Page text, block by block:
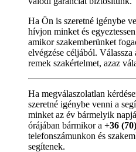
Ha Ön is szeretné igénybe
hívjon minket és
amikor szakemberünket
elvégzése céljából. Válassza
remek szakértelmet, azaz
Ha megválaszolatlan
szeretné igénybe venni a
minket az év bármelyik
órájában bármikor a +36
telefonszámunkon és
segítenek.